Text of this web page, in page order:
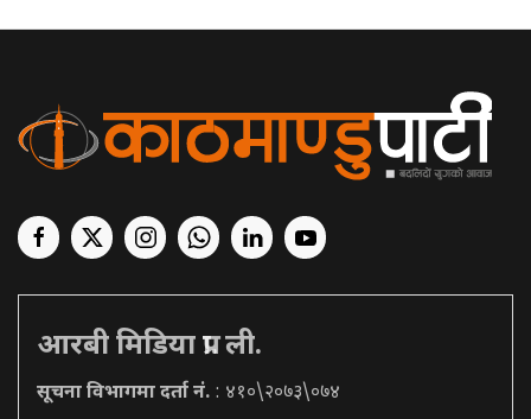
आरबी मिडिया प्रा. ली.
सूचना विभागमा दर्ता नं. : ४१०\२०७३\०७४